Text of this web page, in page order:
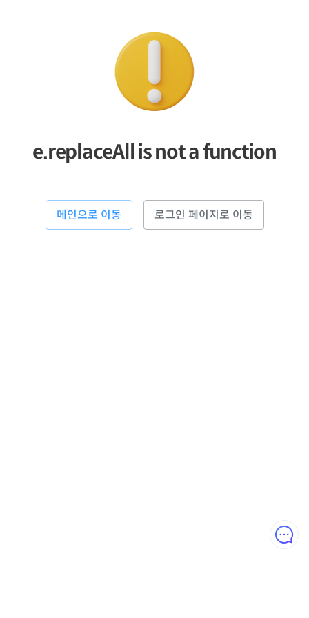
e.replaceAll is not a function
메인으로 이동 로그인 페이지로 이동